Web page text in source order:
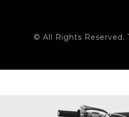
© All Rights Reserved.